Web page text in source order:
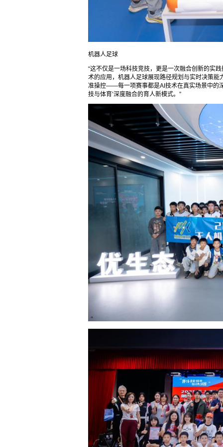
机器人足球
“这不仅是一场科技竞技，更是一次融合创新的实
术的应用，机器人足球展现路径规划与实时决策
准操控——每一项赛事都是AI技术在真实场景中的
技与体育’深度融合的育人新模式。”